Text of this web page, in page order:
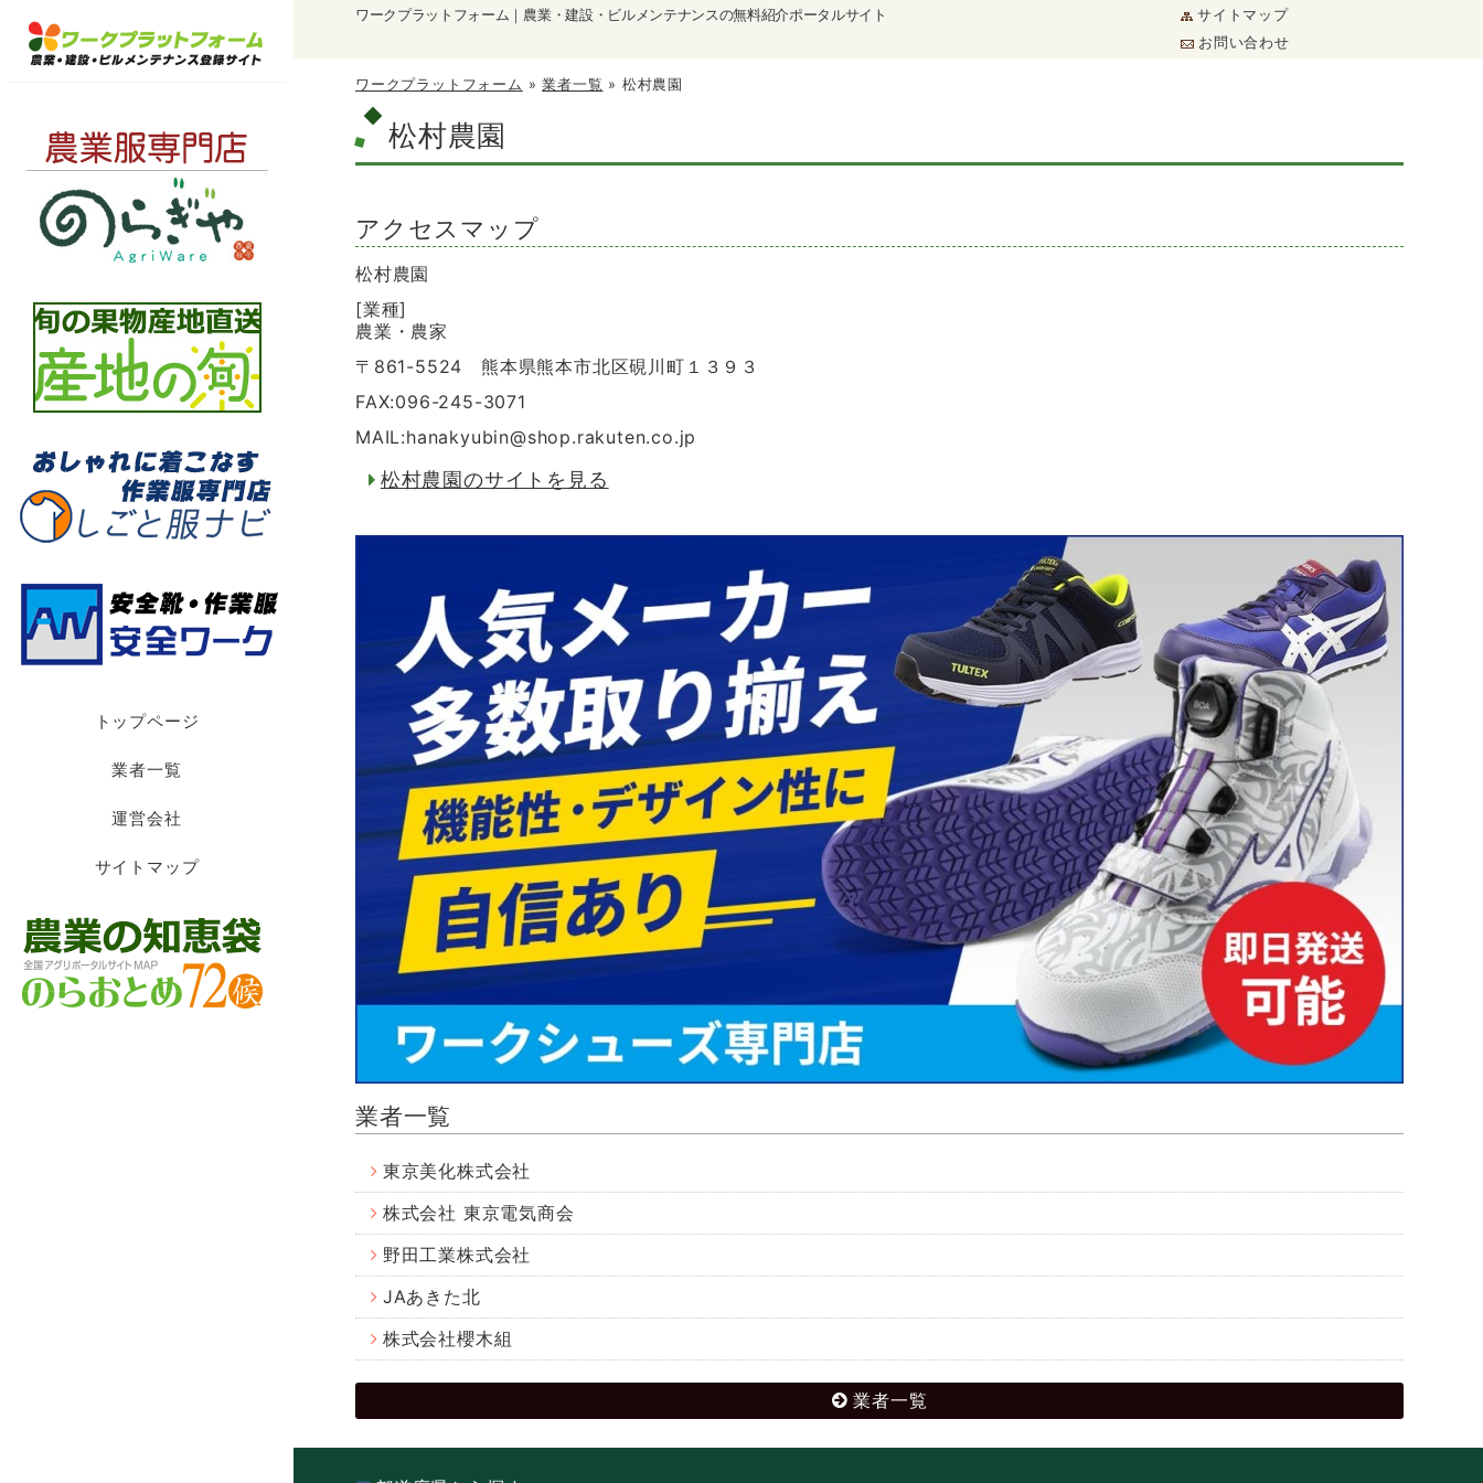
ワークプラットフォーム｜農業・建設・ビルメンテナンスの無料紹介ポータルサイト
サイトマップ
お問い合わせ
トップページ
業者一覧
運営会社
サイトマップ
ワークプラットフォーム »業者一覧 » 松村農園
松村農園
アクセスマップ
松村農園
[業種]
農業・農家
〒861-5524 熊本県熊本市北区硯川町１３９３
FAX:096-245-3071
MAIL:hanakyubin@shop.rakuten.co.jp
松村農園のサイトを見る
業者一覧
東京美化株式会社
株式会社 東京電気商会
野田工業株式会社
JAあきた北
株式会社櫻木組
業者一覧